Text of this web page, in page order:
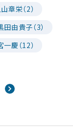
章栄（2）
田由貴子（3）
一慶（12）